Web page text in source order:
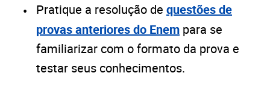
Pratique a resolução de questões de
provas anteriores do Enem para se
familiarizar com o formato da prova e
testar seus conhecimentos.